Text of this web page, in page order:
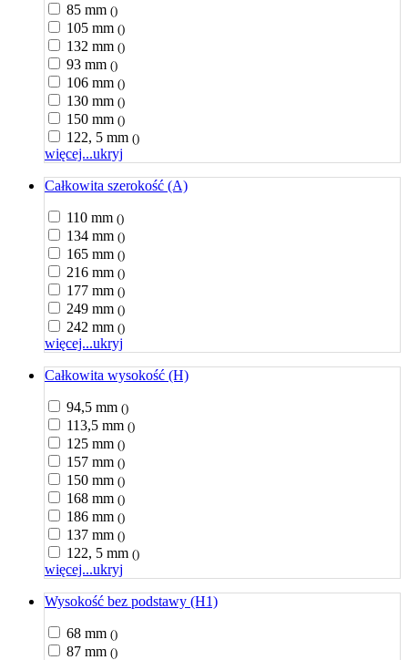
85 mm ()
105 mm ()
132 mm ()
93 mm ()
106 mm ()
130 mm ()
150 mm ()
122, 5 mm ()
więcej...ukryj
Całkowita szerokość (A)
110 mm ()
134 mm ()
165 mm ()
216 mm ()
177 mm ()
249 mm ()
242 mm ()
więcej...ukryj
Całkowita wysokość (H)
94,5 mm ()
113,5 mm ()
125 mm ()
157 mm ()
150 mm ()
168 mm ()
186 mm ()
137 mm ()
122, 5 mm ()
więcej...ukryj
Wysokość bez podstawy (H1)
68 mm ()
87 mm ()